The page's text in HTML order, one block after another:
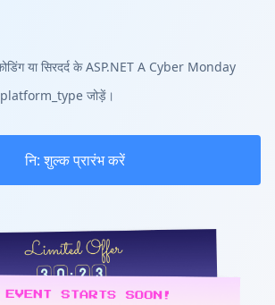
या सिरदर्द के ASP.NET A Cyber Monday
जोड़ें।
नि: शुल्क प्रारंभ करें